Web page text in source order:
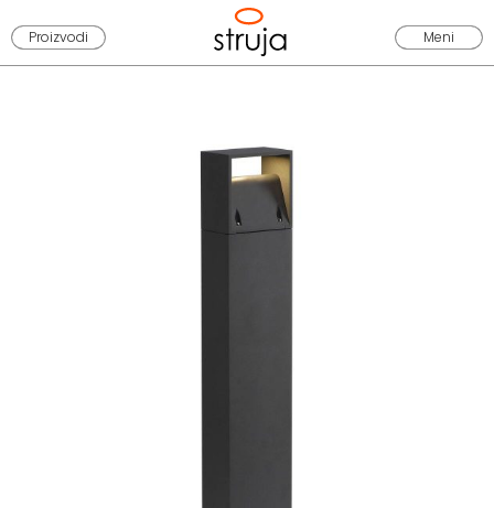
Proizvodi Meni